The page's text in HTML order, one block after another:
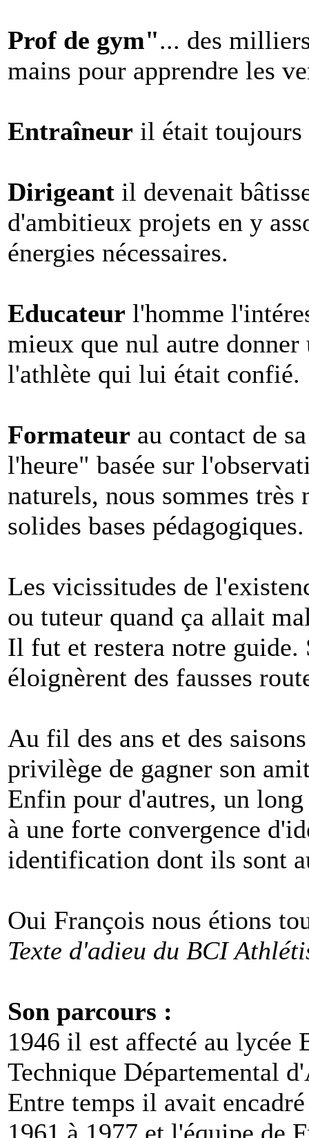
Prof de gym"... des
mains pour apprendre les
Entraîneur il était toujours
Dirigeant il devenait
d'ambitieux projets en y
énergies nécessaires.
Educateur l'homme
mieux que nul autre
l'athlète qui lui était confié.
Formateur au contact de
l'heure" basée sur
naturels, nous sommes
solides bases pédagogiques.
Les vicissitudes de
ou tuteur quand ça allait
Il fut et restera notre guide.
éloignèrent des fausses
Au fil des ans et des
privilège de gagner son
Enfin pour d'autres, un
à une forte convergence
identification dont ils sont
Oui François nous étions
Texte d'adieu du BCI
Son parcours :
1946 il est affecté au
Technique Départemental
Entre temps il avait